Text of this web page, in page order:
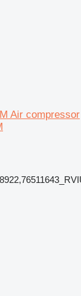
Air compressor